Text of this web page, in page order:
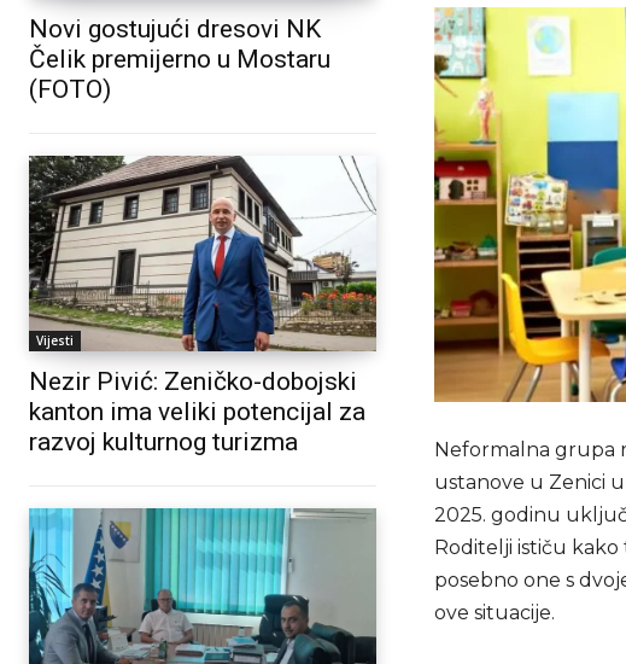
Novi gostujući dresovi NK
Čelik premijerno u Mostaru
(FOTO)
Vijesti
Nezir Pivić: Zeničko-dobojski
kanton ima veliki potencijal za
razvoj kulturnog turizma
Neformalna grupa
ustanove u Zenici
2025. godinu
Roditelji ističu
posebno one s
ove situacije.